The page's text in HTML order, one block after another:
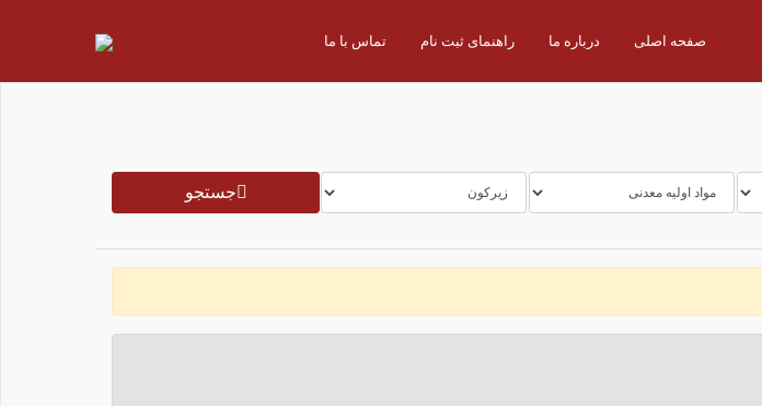
صفحه اصلی درباره ما راهنمای ثبت نام تماس با ما
جستجو